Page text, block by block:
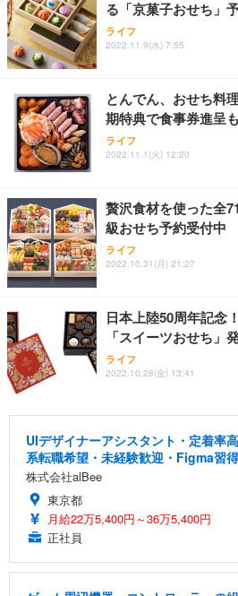
る「京菓子おせち」
ライフ
2022.11.9(水) 7:55
とんでん、おせち料
期特典で食事券進呈も
ライフ
2022.11.1(火) 12:20
贅沢食材を使った全
級おせち予約受付中
ライフ
2022.10.31(月) 21:27
日本上陸50周年記念
「スイーツおせち」
ライフ
2022.10.28(金) 13:41
UIデザイナーアシスタント・定着率
系転職希望・未経験歓迎・Figma習
株式会社alBee
東京都
月給22万5,400円～36万5,400円
正社員